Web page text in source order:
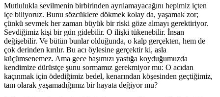
Mutlulukla sevilmenin birbirinden ayrılamayacağını hepimiz içten
içe biliyoruz. Bunu sözcüklere dökmek kolay da, yaşamak zor;
çünkü sevmek her zaman büyük bir riski göze almayı gerektiriyor.
Sevdiğimiz kişi bir gün gidebilir. O ilişki tükenebilir. İnsan
değişebilir. Ve bütün bunlar olduğunda, o kalp gerçekten, hem de
çok derinden kırılır. Bu acı öylesine gerçektir ki, asla
küçümsenemez. Ama gece başımızı yastığa koyduğumuzda
kendimize dürüstçe şunu sormamız gerekmiyor mu: O acıdan
kaçınmak için ödediğimiz bedel, kenarından köşesinden geçtiğimiz,
tam olarak yaşamadığımız bir hayata değiyor mu?